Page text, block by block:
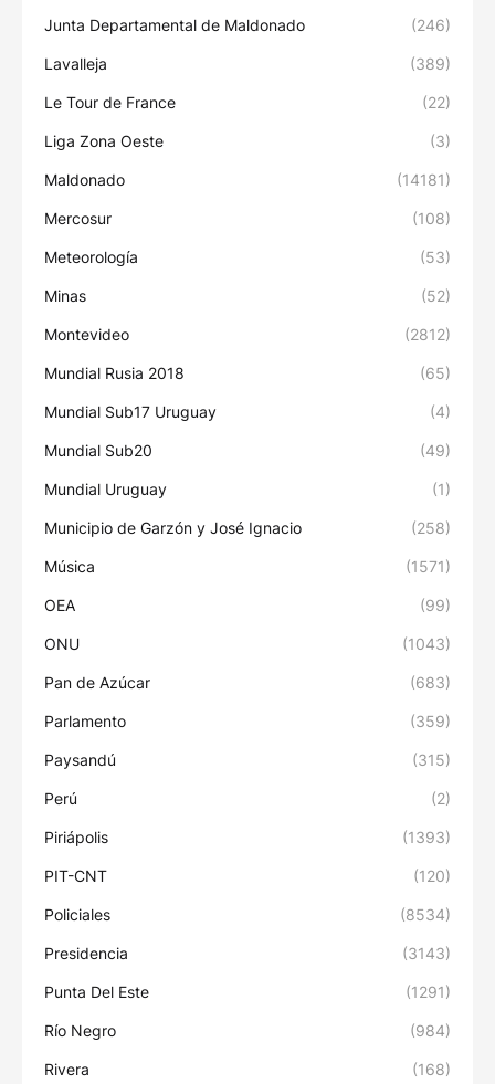
Junta Departamental de Maldonado (246)
Lavalleja (389)
Le Tour de France (22)
Liga Zona Oeste (3)
Maldonado (14181)
Mercosur (108)
Meteorología (53)
Minas (52)
Montevideo (2812)
Mundial Rusia 2018 (65)
Mundial Sub17 Uruguay (4)
Mundial Sub20 (49)
Mundial Uruguay (1)
Municipio de Garzón y José Ignacio (258)
Música (1571)
OEA (99)
ONU (1043)
Pan de Azúcar (683)
Parlamento (359)
Paysandú (315)
Perú (2)
Piriápolis (1393)
PIT-CNT (120)
Policiales (8534)
Presidencia (3143)
Punta Del Este (1291)
Río Negro (984)
Rivera (168)